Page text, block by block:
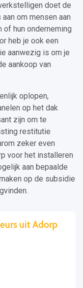
doet de
om mensen aan
of hun onderneming
heb je ook een
aanwezig is om je
aankoop van
oplopen,
op het dak
zijn om te
restitutie
zeker even
voor het installeren
aan bepaalde
op de subsidie
uit Adorp